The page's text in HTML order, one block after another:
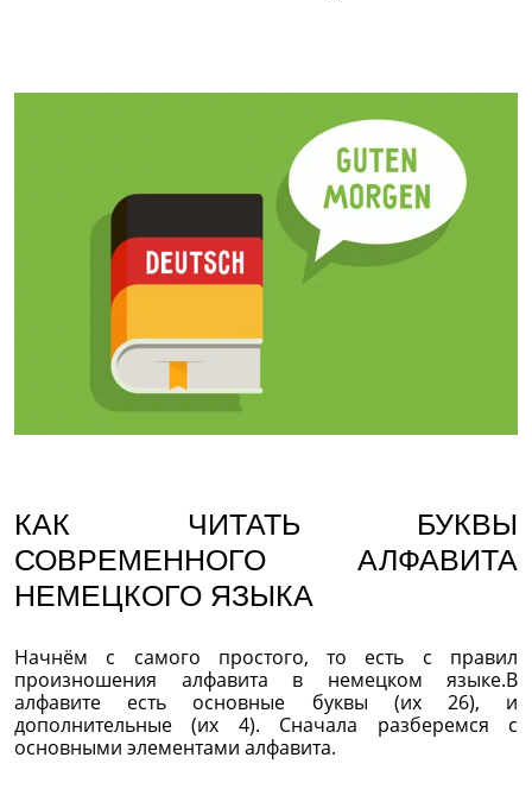
КАК ЧИТАТЬ БУКВЫ
СОВРЕМЕННОГО АЛФАВИТА
НЕМЕЦКОГО ЯЗЫКА
Начнём с самого простого, то есть с правил
произношения алфавита в немецком языке.В
алфавите есть основные буквы (их 26), и
дополнительные (их 4). Сначала разберемся с
основными элементами алфавита.